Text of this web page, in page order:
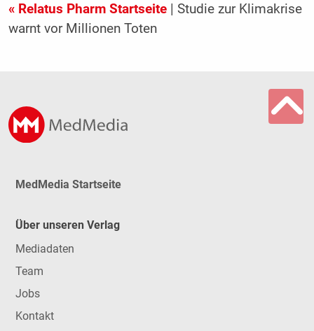
« Relatus Pharm Startseite| Studie zur Klimakrise
warnt vor Millionen Toten
MedMedia Startseite
Über unseren Verlag
Mediadaten
Team
Jobs
Kontakt